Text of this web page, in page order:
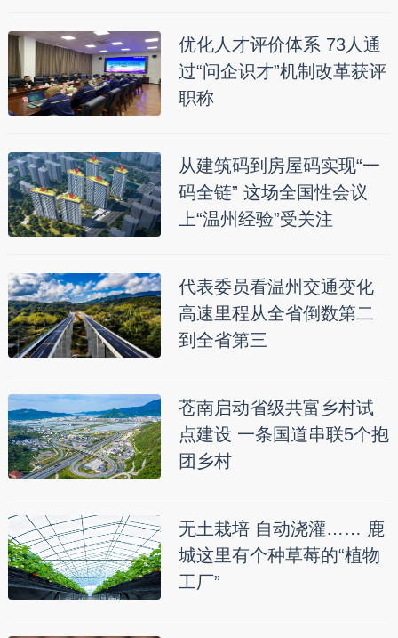
优化人才评价体系 73人通
过“问企识才”机制改革获评
职称
从建筑码到房屋码实现“一
码全链” 这场全国性会议
上“温州经验”受关注
代表委员看温州交通变化
高速里程从全省倒数第二
到全省第三
苍南启动省级共富乡村试
点建设 一条国道串联5个抱
团乡村
无土栽培 自动浇灌…… 鹿
城这里有个种草莓的“植物
工厂”